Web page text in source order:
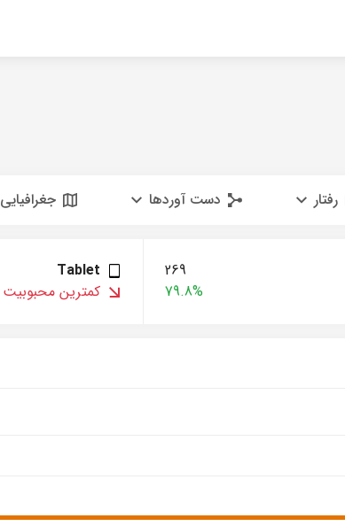
رفتار دست آوردها جغرافیایی
269
79.8%
Tablet
کمترین محبوبیت